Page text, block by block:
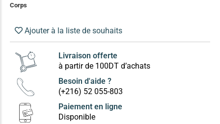
Soins ciblé enfants / adolescent (5-18 ans)
Soins ciblés famille(4)
Box à
Corps
Ajouter à la liste de souhaits
Livraison offerte
à partir de 100DT d’achats
Besoin d'aide ?
(+216) 52 055-803
Paiement en ligne
Disponible